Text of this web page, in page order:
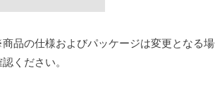
品の仕様およびパッケージは変更となる
認ください。